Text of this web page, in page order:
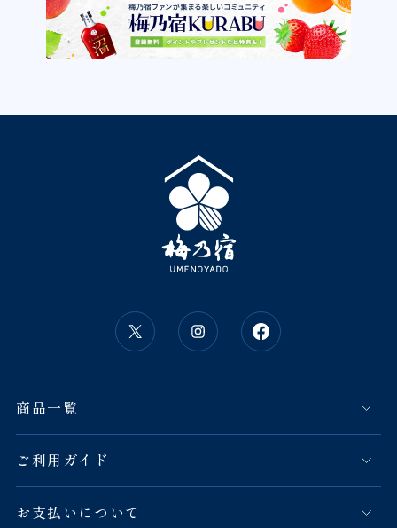
商品一覧
ご利用ガイド
お支払いについて